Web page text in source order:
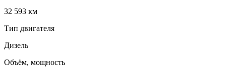
32 593 км
Тип двигателя
Дизель
Объём, мощность